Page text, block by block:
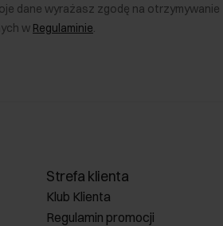
dane wyrażasz zgodę na otrzymywanie
w Regulaminie.
Strefa klienta
Klub Klienta
Regulamin promocji